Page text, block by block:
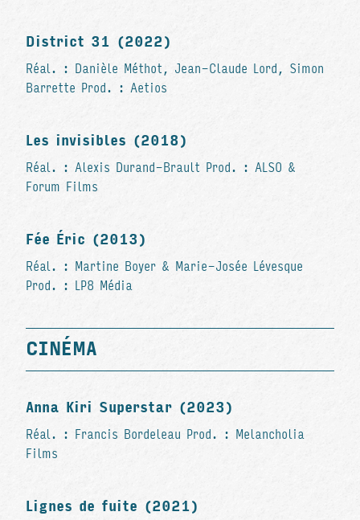
District 31 (2022)
Réal. : Danièle Méthot, Jean-Claude Lord, Simon
Barrette Prod. : Aetios
Les invisibles (2018)
Réal. : Alexis Durand-Brault Prod. : ALSO &
Forum Films
Fée Éric (2013)
Réal. : Martine Boyer & Marie-Josée Lévesque
Prod. : LP8 Média
CINÉMA
Anna Kiri Superstar (2023)
Réal. : Francis Bordeleau Prod. : Melancholia
Films
Lignes de fuite (2021)